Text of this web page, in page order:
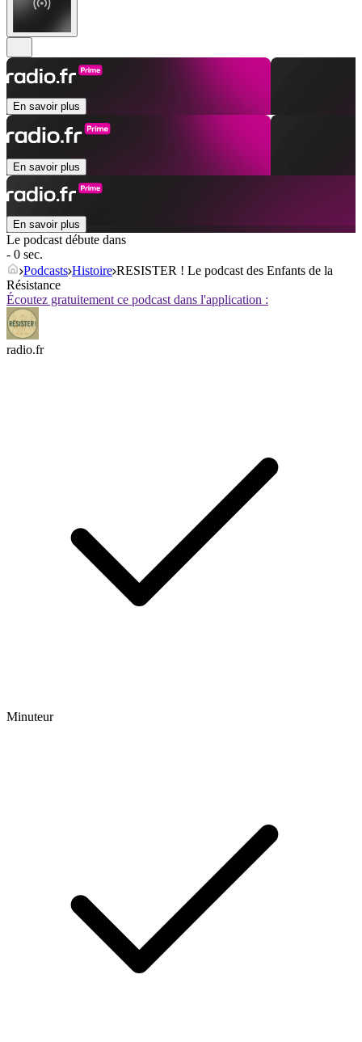
En savoir plus
En savoir plus
En savoir plus
Le podcast débute dans
- 0 sec.
Podcasts Histoire RESISTER ! Le podcast des Enfants de la
Résistance
Écoutez gratuitement ce podcast dans l'application :
radio.fr
Minuteur